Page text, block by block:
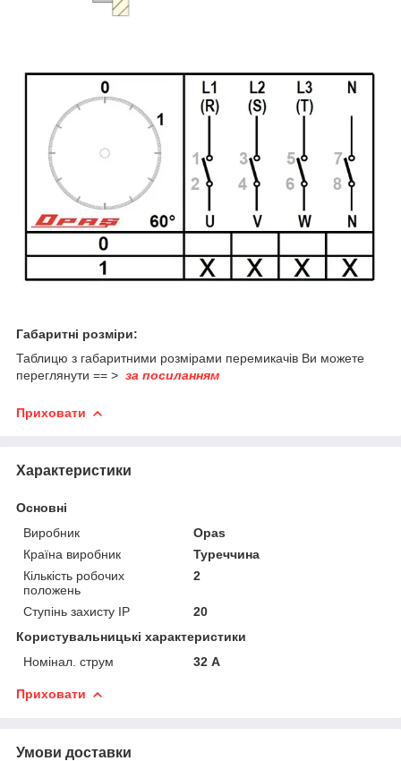
Габаритні розміри:
Таблицю з габаритними розмірами перемикачів Ви можете
переглянути == > за посиланням
Приховати
Характеристики
Основні
Виробник
Opas
Країна виробник
Туреччина
Кількість робочих
положень
2
Ступінь захисту IP
20
Користувальницькі характеристики
Номінал. струм
32 А
Приховати
Умови доставки